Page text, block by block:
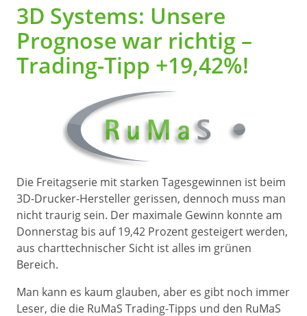
3D Systems: Unsere
Prognose war richtig –
Trading-Tipp +19,42%!
Die Freitagserie mit starken Tagesgewinnen ist beim
3D-Drucker-Hersteller gerissen, dennoch muss man
nicht traurig sein. Der maximale Gewinn konnte am
Donnerstag bis auf 19,42 Prozent gesteigert werden,
aus charttechnischer Sicht ist alles im grünen
Bereich.
Man kann es kaum glauben, aber es gibt noch immer
Leser, die die RuMaS Trading-Tipps und den RuMaS